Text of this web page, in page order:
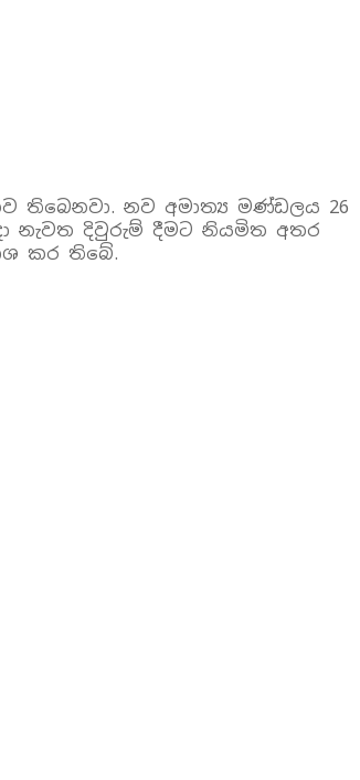
තිබෙනවා. නව අමාත්‍ය මණ්ඩලය 26
නැවත දිවුරුම් දීමට නියමිත අතර
කර තිබේ.